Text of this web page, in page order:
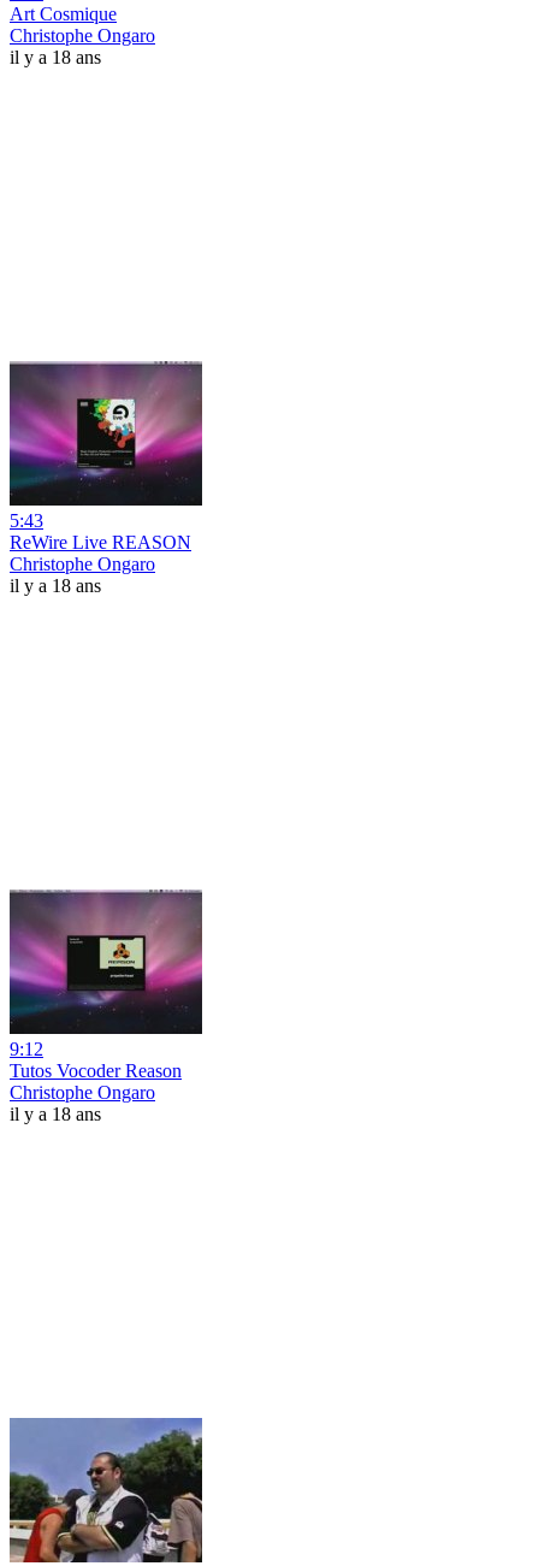
Art Cosmique
Christophe Ongaro
il y a 18 ans
5:43
ReWire Live REASON
Christophe Ongaro
il y a 18 ans
9:12
Tutos Vocoder Reason
Christophe Ongaro
il y a 18 ans